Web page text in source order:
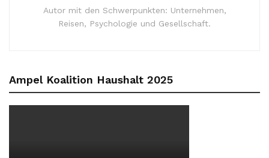
Autor mit den Schwerpunkten: Unternehmen,
Reisen, Psychologie und Gesellschaft.
Ampel Koalition Haushalt 2025